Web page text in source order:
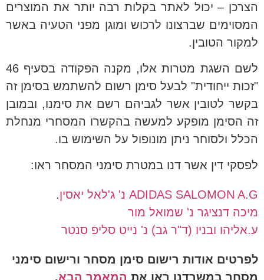
הצרכן – יכול לאתר בקלות רבה יותר את המוצרים
המסוימים שברצונו לרכוש ומוגן מפני הטעיה באשר
למקור הטובין.
לשם השגת מטרות אלו, מקנה הפקודה בסעיף 46
"זכות ייחודית" לבעל סימן רשום להשתמש בסימן זה
בקשר לטובין אשר לגביהם רשם את סימנו, ובמובן
זה הסימן מופקע למעשה בהקשרו המסחרי מנחלת
הכלל ולסוחר ניתן מונופול על השימוש בו.
לפסקי דין אשר דנו במטרת סימני המסחר ראו:
ADIDAS SALOMON A.G נ' ג'לאל יאסין
.
מיכה דנציגר נ' שמואל מור
ע.אליהו ובניו (ד"ר גב) נ' נייט סליפ סנטר
לפרטים אודות רישום סימן מסחר ורישום סימני
מסחר במשרדנו ראו את המאמר הבא.